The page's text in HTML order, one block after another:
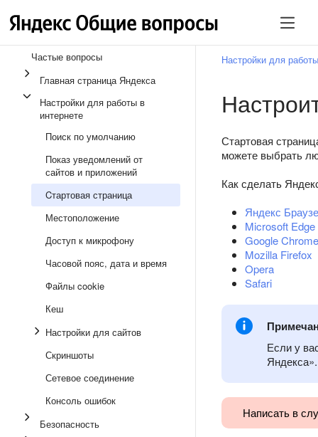
Частые вопросы
Главная страница Яндекса
Настройки для работы в
интернете
Поиск по умолчанию
Показ уведомлений от
сайтов и приложений
Cтартовая страница
Местоположение
Доступ к микрофону
Часовой пояс, дата и время
Файлы cookie
Кеш
Настройки для сайтов
Скриншоты
Сетевое соединение
Консоль ошибок
Безопасность
Настройки для
Стартовая
можете выбрать
Как сделать
Яндекс
Microsoft Edge
Google Chrome
Mozilla Firefox
Opera
Safari
Если у
Яндекса».
Написать в